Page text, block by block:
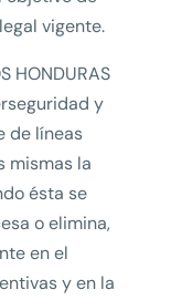
vigente.
HONDURAS
y
de líneas
mismas la
ésta se
o elimina,
en el
y en la